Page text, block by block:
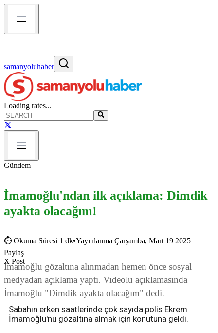
samanyoluhaber
Loading rates...
Gündem
İmamoğlu'ndan ilk açıklama: Dimdik
ayakta olacağım!
⏱ Okuma Süresi 1 dk•Yayınlanma Çarşamba, Mart 19 2025
Paylaş
X Post
İmamoğlu gözaltına alınmadan hemen önce sosyal
medyadan açıklama yaptı. Videolu açıklamasında
İmamoğlu "Dimdik ayakta olacağım" dedi.
Sabahın erken saatlerinde çok sayıda polis Ekrem
İmamoğlu'nu gözaltına almak için konutuna geldi.